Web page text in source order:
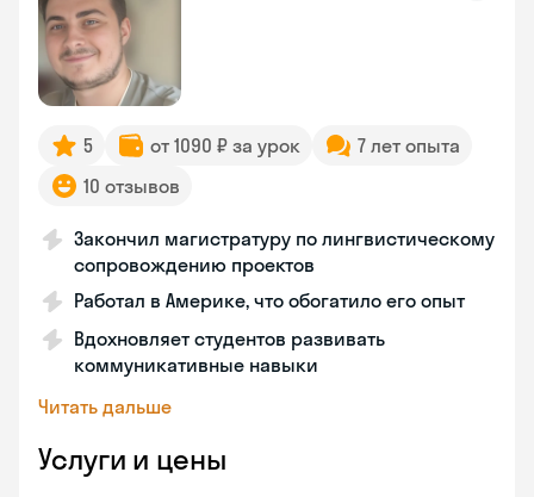
5 от 1090 ₽ за урок
7 лет опыта
10 отзывов
Закончил магистратуру по лингвистическому
сопровождению проектов
Работал в Америке, что обогатило его опыт
Вдохновляет студентов развивать
коммуникативные навыки
Читать дальше
Услуги и цены